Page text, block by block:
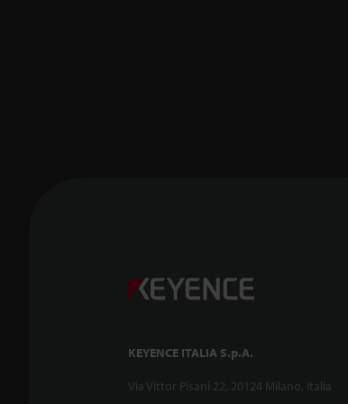
KEYENCE ITALIA S.p.A.
Via Vittor Pisani 22, 20124 Milano, Italia